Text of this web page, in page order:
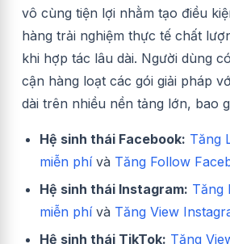
vô cùng tiện lợi nhằm tạo điều
hàng trải nghiệm thực tế chất
khi hợp tác lâu dài. Người dùng
cận hàng loạt các gói giải pháp
dài trên nhiều nền tảng lớn, bao
Hệ sinh thái Facebook: Tăng
miễn phívà Tăng Follow
Hệ sinh thái Instagram: Tăng
miễn phívà Tăng View
Hệ sinh thái TikTok: Tăng